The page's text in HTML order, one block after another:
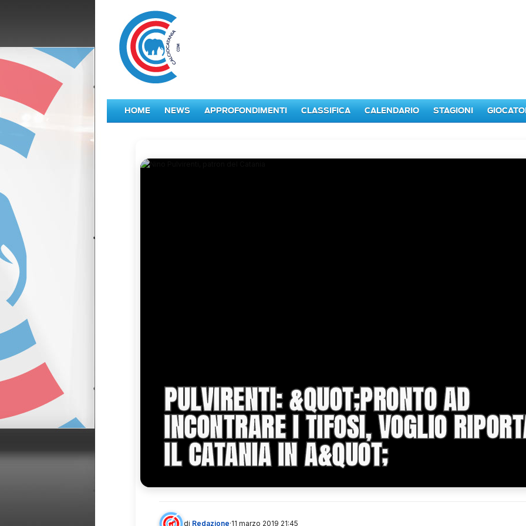
HOME NEWS APPROFONDIMENTI CLASSIFICA CALENDARIO STAGIONI
PULVIRENTI: &QUOT;PRONTO AD
INCONTRARE I TIFOSI, VOGLIO
IL CATANIA IN A&QUOT;
di Redazione·11 marzo 2019 21:45